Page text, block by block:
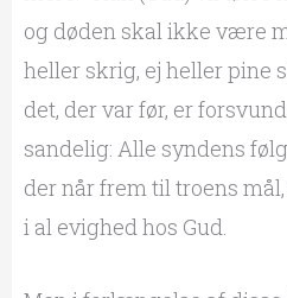
og døden skal ikke være
heller skrig, ej heller pine
det, der var før, er
sandelig: Alle syndens
der når frem til troens
i al evighed hos Gud.